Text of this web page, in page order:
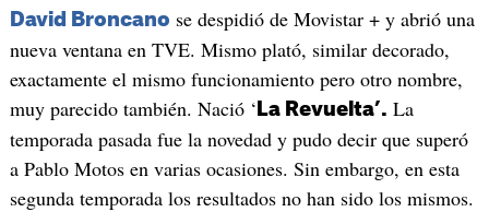
David Broncano se despidió de Movistar + y abrió una
nueva ventana en TVE. Mismo plató, similar decorado,
exactamente el mismo funcionamiento pero otro nombre,
muy parecido también. Nació ‘ La Revuelta’. La
temporada pasada fue la novedad y pudo decir que superó
a Pablo Motos en varias ocasiones. Sin embargo, en esta
segunda temporada los resultados no han sido los mismos.